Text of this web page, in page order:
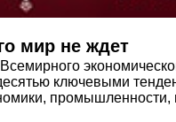
мир не ждет
ключевыми